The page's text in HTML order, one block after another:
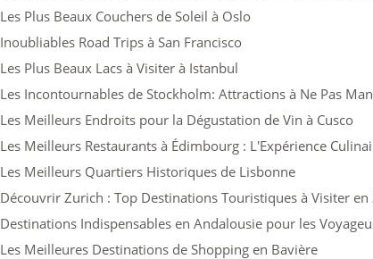
Les Plus Beaux Couchers de Soleil à Oslo
Inoubliables Road Trips à San Francisco
Les Plus Beaux Lacs à Visiter à Istanbul
Les Incontournables de Stockholm: Attractions à Ne Pas
Les Meilleurs Endroits pour la Dégustation de Vin à Cusco
Les Meilleurs Restaurants à Édimbourg : L'Expérience
Les Meilleurs Quartiers Historiques de Lisbonne
Découvrir Zurich : Top Destinations Touristiques à Visiter
Destinations Indispensables en Andalousie pour les
Les Meilleures Destinations de Shopping en Bavière